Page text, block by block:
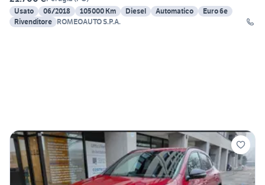
Usato
06/2018 105000 Km Diesel Automatico
Euro 6e
Rivenditore ROMEOAUTO S.P.A.